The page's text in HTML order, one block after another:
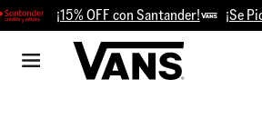
¡15% OFF con Santander! ¡Se Picó -